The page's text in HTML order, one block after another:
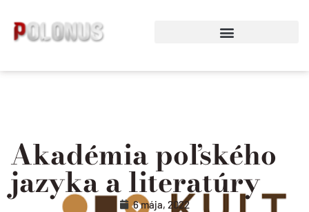
obsah
Akadémia poľského
jazyka a literatúry
6 mája, 2022